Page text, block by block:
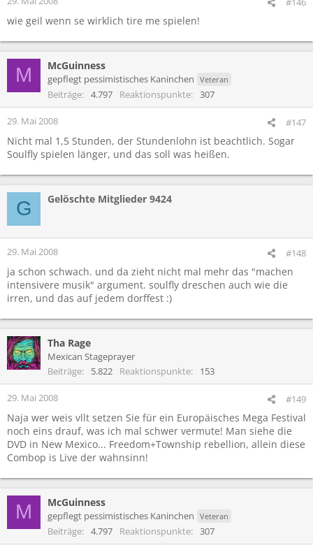
wie geil wenn se wirklich tire me spielen!
M McGuinness
gepflegt pessimistisches Kaninchen Veteran
Beiträge 4.797 Reaktionspunkte 307
29. Mai 2008 #147
Nicht mal 1,5 Stunden, der Stundenlohn ist beachtlich. Sogar
Soulfly spielen länger, und das soll was heißen.
G Gelöschte Mitglieder 9424
29. Mai 2008 #148
ja schon schwach. und da zieht nicht mal mehr das "machen
intensivere musik" argument. soulfly dreschen auch wie die
irren, und das auf jedem dorffest :)
Tha Rage
Mexican Stageprayer
Beiträge
5.822 Reaktionspunkte 153
29. Mai 2008 #149
Naja wer weis vllt setzen Sie für ein Europäisches Mega Festival
noch eins drauf, was ich mal schwer vermute! Man siehe die
DVD in New Mexico... Freedom+Township rebellion, allein diese
Combop is Live der wahnsinn!
M McGuinness
gepflegt pessimistisches Kaninchen Veteran
Beiträge 4.797 Reaktionspunkte 307